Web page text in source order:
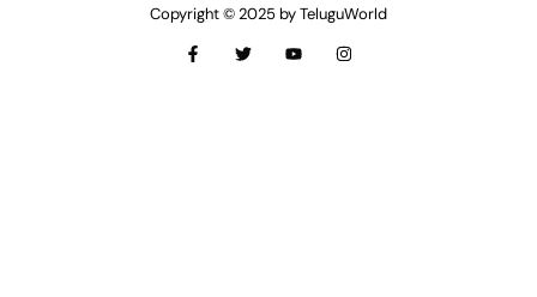
Copyright © 2025 by TeluguWorld